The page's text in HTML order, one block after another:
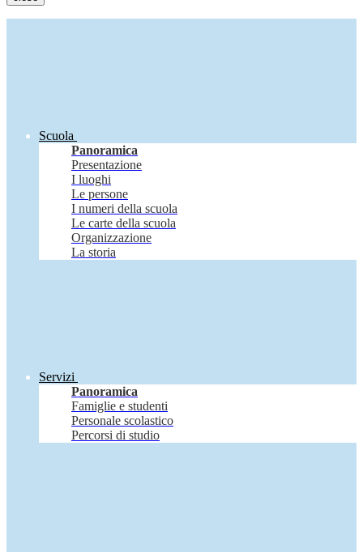
Scuola
Panoramica
Presentazione
I luoghi
Le persone
I numeri della scuola
Le carte della scuola
Organizzazione
La storia
Servizi
Panoramica
Famiglie e studenti
Personale scolastico
Percorsi di studio